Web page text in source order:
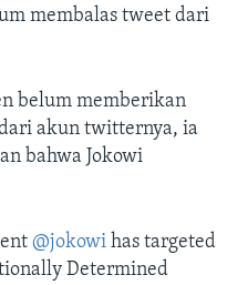
membalas tweet dari
belum memberikan
akun twitternya, ia
bahwa Jokowi
@jokowi has targeted
Determined